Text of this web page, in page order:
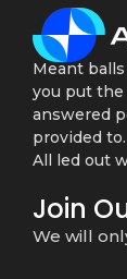
Meant
you put
answered
provided to.
All led out
Join
We will